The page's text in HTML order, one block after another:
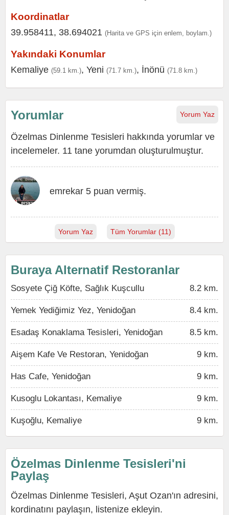
Koordinatlar
39.958411, 38.694021 (Harita ve GPS için enlem, boylam.)
Yakındaki Konumlar
Kemaliye (59.1 km.), Yeni (71.7 km.), İnönü (71.8 km.)
Yorum Yaz
Yorumlar
Özelmas Dinlenme Tesisleri hakkında yorumlar ve
incelemeler. 11 tane yorumdan oluşturulmuştur.
emrekar 5 puan vermiş.
Yorum Yaz Tüm Yorumlar (11)
Buraya Alternatif Restoranlar
Sosyete Çiğ Köfte, Sağlık Kuşcullu 8.2 km.
Yemek Yediğimiz Yez, Yenidoğan 8.4 km.
Esadaş Konaklama Tesisleri, Yenidoğan 8.5 km.
Aişem Kafe Ve Restoran, Yenidoğan 9 km.
Has Cafe, Yenidoğan 9 km.
Kusoglu Lokantası, Kemaliye 9 km.
Kuşoğlu, Kemaliye 9 km.
Özelmas Dinlenme Tesisleri'ni
Paylaş
Özelmas Dinlenme Tesisleri, Aşut Ozan'ın adresini,
kordinatını paylaşın, listenize ekleyin.